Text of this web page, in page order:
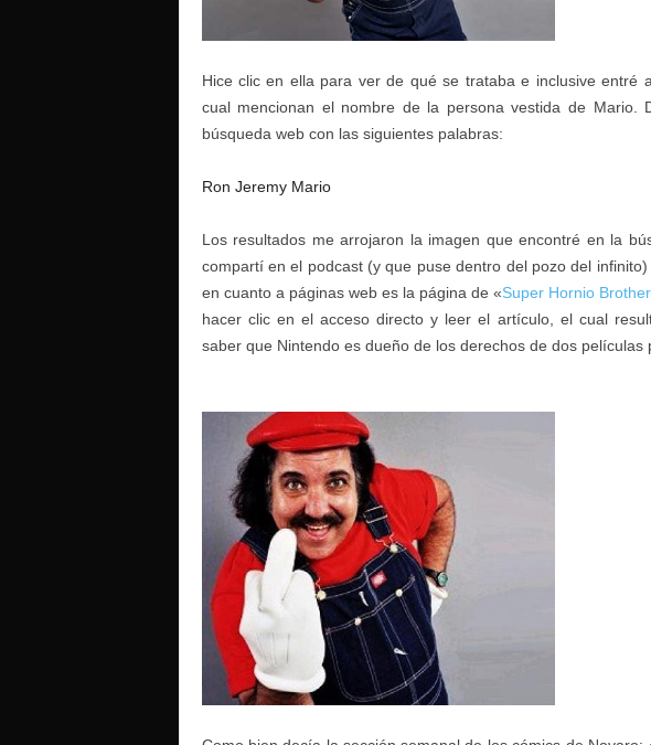
Hice clic en ella para ver de qué se trataba e inclusive entré
cual mencionan el nombre de la persona vestida de Mario.
búsqueda web con las siguientes palabras:
Ron Jeremy Mario
Los resultados me arrojaron la imagen que encontré en la
compartí en el podcast (y que puse dentro del pozo del
en cuanto a páginas web es la página de «Super Hornio
hacer clic en el acceso directo y leer el artículo, el cual
saber que Nintendo es dueño de los derechos de dos películas